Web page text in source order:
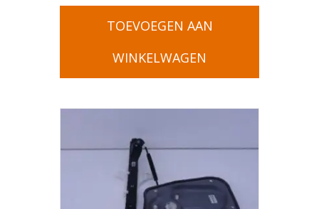
TOEVOEGEN AAN
WINKELWAGEN